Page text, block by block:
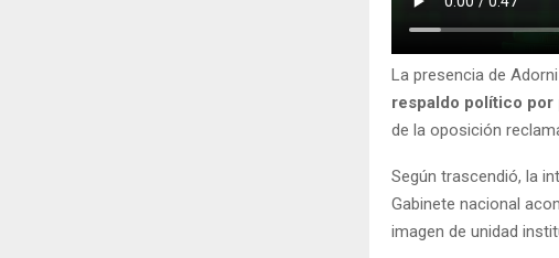
La presencia de
respaldo político por
de la oposición
Según trascendió, la
Gabinete nacional
imagen de unidad